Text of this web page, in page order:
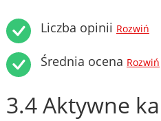
Liczba opinii Rozwiń
Średnia ocena Rozwiń
3.4 Aktywne